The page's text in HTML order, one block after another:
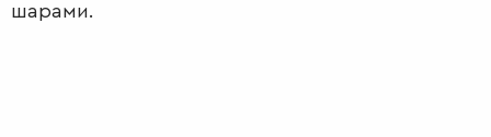
шарами.